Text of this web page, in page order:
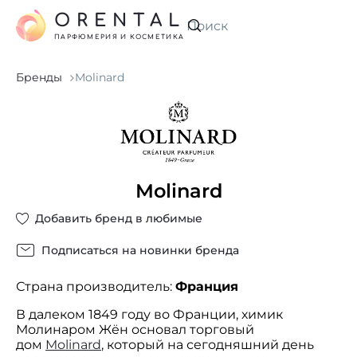
Искать
ORENTAL
ПАРФЮМЕРИЯ И КОСМЕТИКА
Бренды Molinard
Molinard
Добавить бренд в любимые
Подписаться на новинки бренда
Страна производитель: Франция
В далеком 1849 году во Франции, химик
Молинаром Жён основал торговый
дом Molinard, который на сегодняшний день